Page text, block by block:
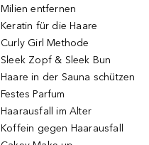
Milien entfernen
Keratin für die Haare
Curly Girl Methode
Sleek Zopf & Sleek Bun
Haare in der Sauna schützen
Festes Parfum
Haarausfall im Alter
Koffein gegen Haarausfall